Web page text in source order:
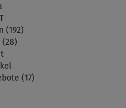
(192)
(28)
(17)